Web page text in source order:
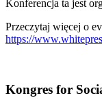
Konferencja ta jest
Przeczytaj więcej o
https://
Kongres for